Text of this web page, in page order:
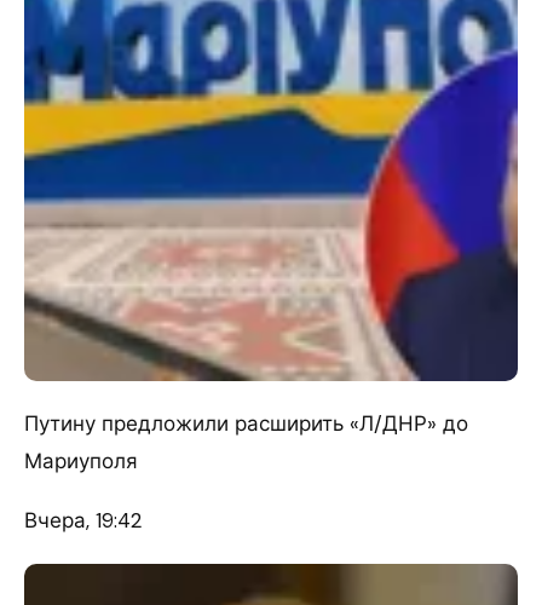
Путину предложили расширить «Л/ДНР» до
Мариуполя
Вчера, 19:42